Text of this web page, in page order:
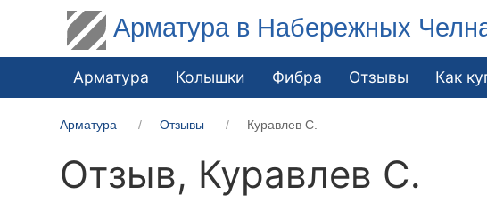
Арматура в Набережных
Арматура Колышки Фибра Отзывы Как
Арматура Отзывы Куравлев С.
Отзыв, Куравлев С.